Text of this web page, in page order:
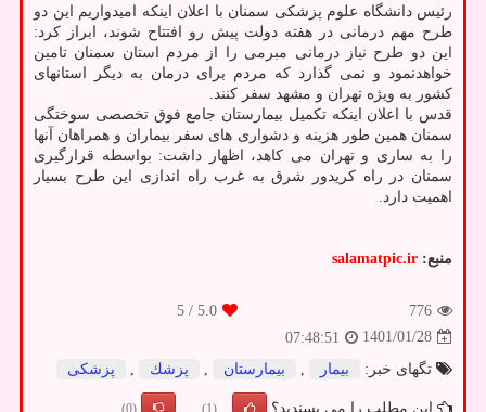
رئیس دانشگاه علوم پزشکی سمنان با اعلان اینکه امیدواریم این دو
طرح مهم درمانی در هفته دولت پیش رو افتتاح شوند، ابراز کرد:
این دو طرح نیاز درمانی مبرمی را از مردم استان سمنان تامین
خواهدنمود و نمی گذارد که مردم برای درمان به دیگر استانهای
کشور به ویژه تهران و مشهد سفر کنند.
قدس با اعلان اینکه تکمیل بیمارستان جامع فوق تخصصی سوختگی
سمنان همین طور هزینه و دشواری های سفر بیماران و همراهان آنها
را به ساری و تهران می کاهد، اظهار داشت: بواسطه قرارگیری
سمنان در راه کریدور شرق به غرب راه اندازی این طرح بسیار
اهمیت دارد.
منبع: salamatpic.ir
776
5.0
/ 5
1401/01/28
07:48:51
تگهای خبر:
بیمار بیمارستان پزشك پزشكی
این مطلب را می پسندید؟